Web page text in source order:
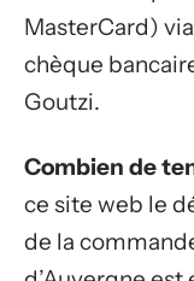
MasterCard)
chèque
Goutzi.
Combien de
ce site web le
de la